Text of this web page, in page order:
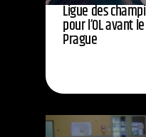
Ligue des
pour l’OL avant
Prague